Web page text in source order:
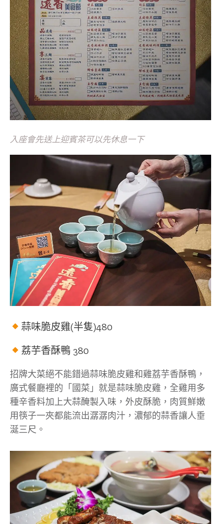
入座會先送上迎賓茶可以先休息一下
蒜味脆皮雞(半隻)480
荔芋香酥鴨 380
招牌大菜絕不能錯過蒜味脆皮雞和雞荔芋香酥鴨，
廣式餐廳裡的「國菜」就是蒜味脆皮雞，全雞用多
種辛香料加上大蒜醃製入味，外皮酥脆，肉質鮮嫩
用筷子一夾都能流出潺潺肉汁，濃郁的蒜香讓人垂
涎三尺。